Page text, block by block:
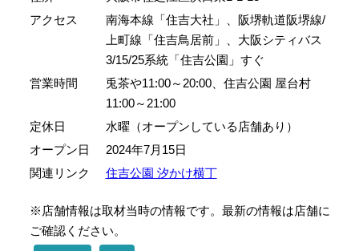
アクセス
南海本線「住吉大社」、阪堺軌道阪堺線/
上町線「住吉鳥居前」、大阪シティバス
3/15/25系統「住吉公園」すぐ
営業時間
兎茶や11:00～20:00、住吉公園 屋台村
11:00～21:00
定休日
水曜（オープンしている店舗あり）
オープン日
2024年7月15日
関連リンク
住吉公園 汐かけ横丁
※店舗情報は取材当時の情報です。最新の情報は店舗に
ご確認ください。